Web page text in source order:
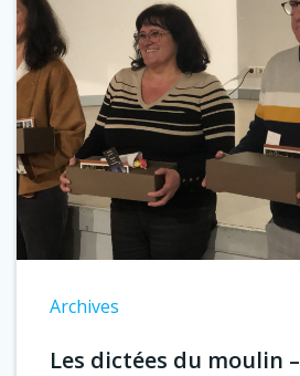
Archives
Les dictées du moulin –